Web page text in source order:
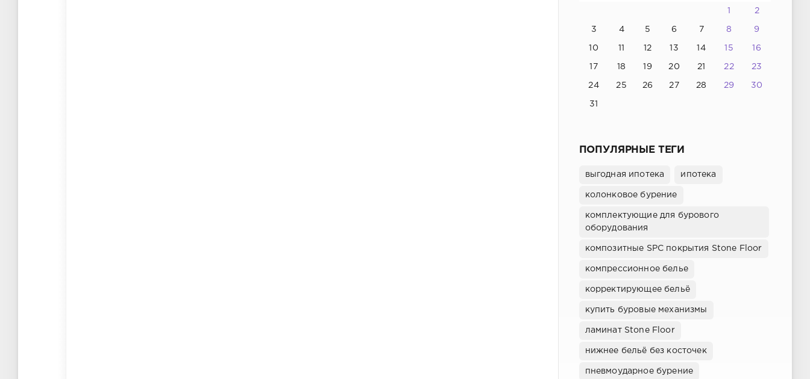
1 2
3 4 5 6 7 8 9
10 11 12 13 14 15 16
17 18 19 20 21 22 23
24 25 26 27 28 29 30
31
ПОПУЛЯРНЫЕ ТЕГИ
выгодная ипотека ипотека
колонковое бурение
комплектующие для бурового
оборудования
композитные SPC покрытия Stone Floor
компрессионное белье
корректирующее бельё
купить буровые механизмы
ламинат Stone Floor
нижнее бельё без косточек
пневмоударное бурение